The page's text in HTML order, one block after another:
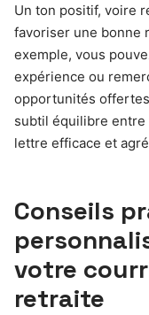
Un ton positif, voire
favoriser une bonne
exemple, vous
expérience ou
opportunités
subtil équilibre
lettre efficace et
Conseils
votre
retraite